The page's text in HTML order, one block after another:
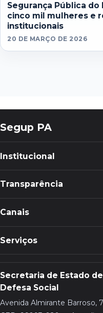
Segurança Pública do
cinco mil mulheres e
institucionais
20 DE MARÇO DE 2026
Segup PA
Institucional
Transparência
Canais
Serviços
Secretaria de Estado
Defesa Social
Avenida Almirante Barroso,